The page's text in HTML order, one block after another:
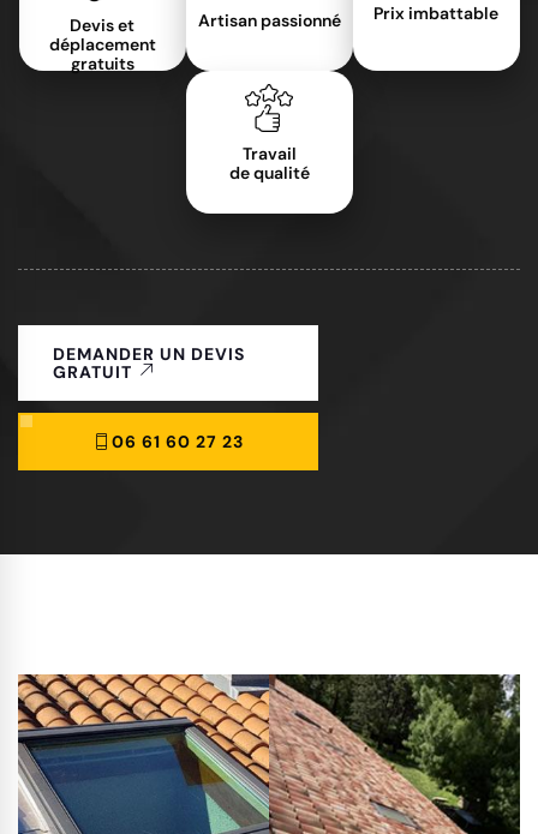
Devis et
déplacement
gratuits
Artisan passionné Prix imbattable
Travail
de qualité
DEMANDER UN DEVIS
GRATUIT
06 61 60 27 23